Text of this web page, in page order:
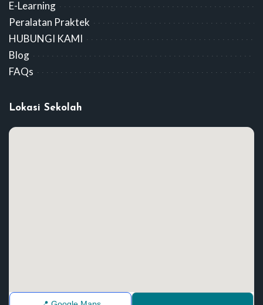
E-Learning
Peralatan Praktek
HUBUNGI KAMI
Blog
FAQs
Lokasi Sekolah